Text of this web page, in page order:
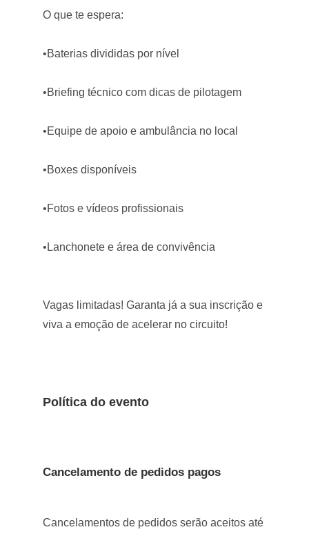
O que te espera:
•Baterias divididas por nível
•Briefing técnico com dicas de pilotagem
•Equipe de apoio e ambulância no local
•Boxes disponíveis
•Fotos e vídeos profissionais
•Lanchonete e área de convivência
Vagas limitadas! Garanta já a sua inscrição e
viva a emoção de acelerar no circuito!
Política do evento
Cancelamento de pedidos pagos
Cancelamentos de pedidos serão aceitos até